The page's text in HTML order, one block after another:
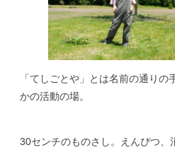
「てしごとや」とは名前の通り
かの活動の場。
30センチのものさし。えんぴつ、